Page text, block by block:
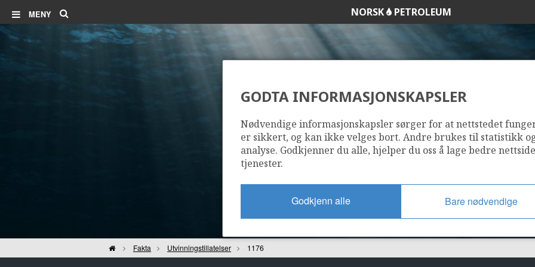
MENY NORSK PETROLEUM
1176
Hjem Fakta Utvinningstillatelser 1176
GODTA INFORMASJONSKAPSLER
Nødvendige informasjonskapsler sørger for at nettstedet
er sikkert, og kan ikke velges bort. Andre brukes til statistikk
analyse. Godkjenner du alle, hjelper du oss å lage bedre
tjenester.
Godkjenn alle Bare nødvendige